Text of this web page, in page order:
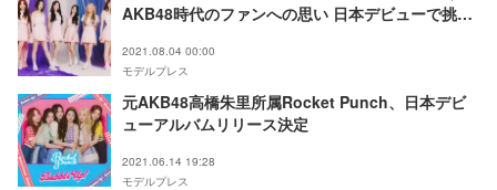
AKB48時代のファンへの思い 日本デビューで挑戦
2021.08.04 00:00
モデルプレス
元AKB48高橋朱里所属Rocket Punch、日本デビ
ューアルバムリリース決定
2021.06.14 19:28
モデルプレス